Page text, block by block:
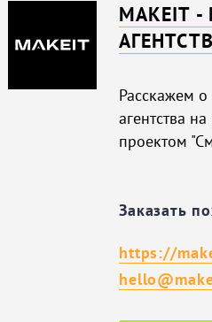
MAKEIT -
Расскажем
агентства
проектом
Заказать
https://